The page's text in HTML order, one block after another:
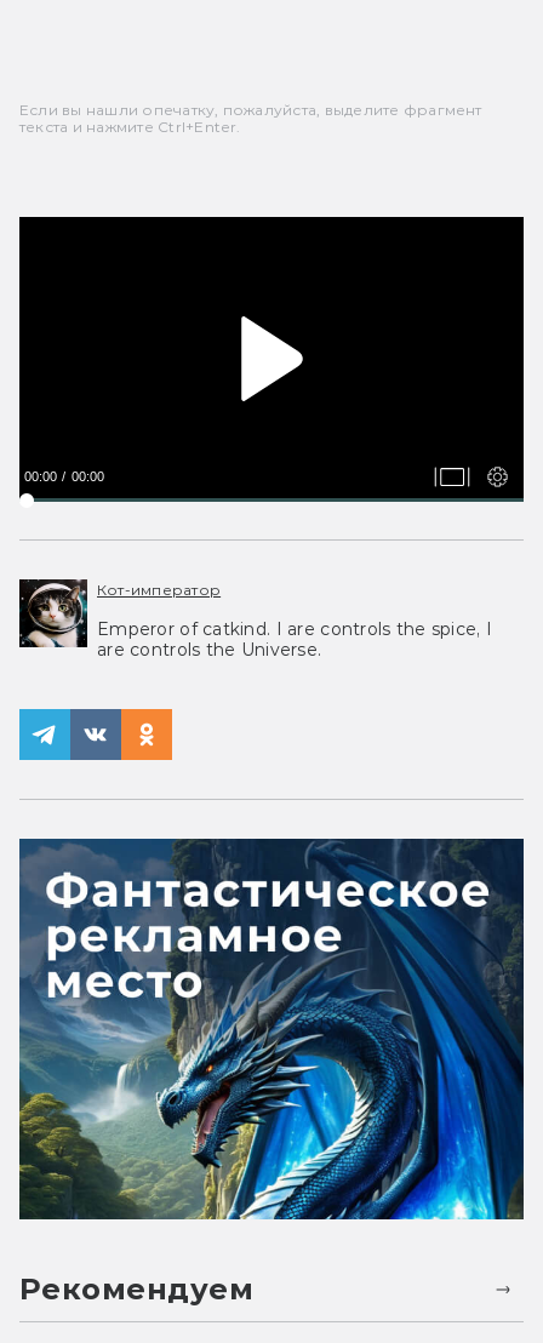
Если вы нашли опечатку, пожалуйста, выделите фрагмент
текста и нажмите Ctrl+Enter.
00:00 00:00
Кот-император
Emperor of catkind. I are controls the spice, I
are controls the Universe.
Рекомендуем